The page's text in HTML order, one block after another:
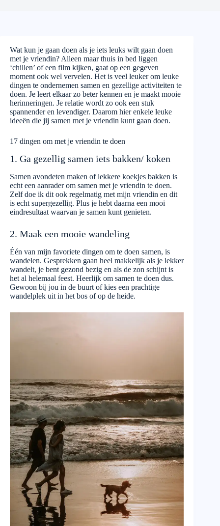
Wat kun je gaan doen als je iets leuks wilt gaan doen
met je vriendin? Alleen maar thuis in bed liggen
‘chillen’ of een film kijken, gaat op een gegeven
moment ook wel vervelen. Het is veel leuker om leuke
dingen te ondernemen samen en gezellige activiteiten te
doen. Je leert elkaar zo beter kennen en je maakt mooie
herinneringen. Je relatie wordt zo ook een stuk
spannender en levendiger. Daarom hier enkele leuke
ideeën die jij samen met je vriendin kunt gaan doen.
17 dingen om met je vriendin te doen
1. Ga gezellig samen iets bakken/ koken
Samen avondeten maken of lekkere koekjes bakken is
echt een aanrader om samen met je vriendin te doen.
Zelf doe ik dit ook regelmatig met mijn vriendin en dit
is echt supergezellig. Plus je hebt daarna een mooi
eindresultaat waarvan je samen kunt genieten.
2. Maak een mooie wandeling
Één van mijn favoriete dingen om te doen samen, is
wandelen. Gesprekken gaan heel makkelijk als je lekker
wandelt, je bent gezond bezig en als de zon schijnt is
het al helemaal feest. Heerlijk om samen te doen dus.
Gewoon bij jou in de buurt of kies een prachtige
wandelplek uit in het bos of op de heide.